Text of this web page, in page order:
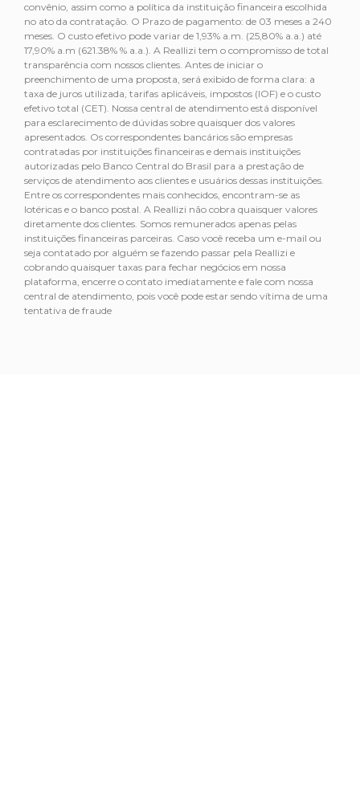
convênio, assim como a política da instituição financeira escolhida
no ato da contratação. O Prazo de pagamento: de 03 meses a 240
meses. O custo efetivo pode variar de 1,93% a.m. (25,80% a.a.) até
17,90% a.m (621.38% % a.a.). A Reallizi tem o compromisso de total
transparência com nossos clientes. Antes de iniciar o
preenchimento de uma proposta, será exibido de forma clara: a
taxa de juros utilizada, tarifas aplicáveis, impostos (IOF) e o custo
efetivo total (CET). Nossa central de atendimento está disponível
para esclarecimento de dúvidas sobre quaisquer dos valores
apresentados. Os correspondentes bancários são empresas
contratadas por instituições financeiras e demais instituições
autorizadas pelo Banco Central do Brasil para a prestação de
serviços de atendimento aos clientes e usuários dessas instituições.
Entre os correspondentes mais conhecidos, encontram-se as
lotéricas e o banco postal. A Reallizi não cobra quaisquer valores
diretamente dos clientes. Somos remunerados apenas pelas
instituições financeiras parceiras. Caso você receba um e-mail ou
seja contatado por alguém se fazendo passar pela Reallizi e
cobrando quaisquer taxas para fechar negócios em nossa
plataforma, encerre o contato imediatamente e fale com nossa
central de atendimento, pois você pode estar sendo vítima de uma
tentativa de fraude